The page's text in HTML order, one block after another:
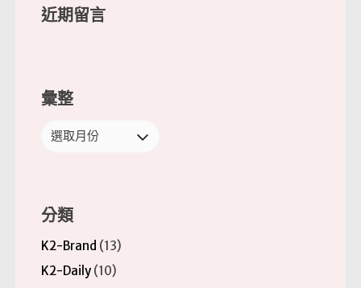
近期留言
彙整
彙
分類
K2-Brand (13)
K2-Daily(10)